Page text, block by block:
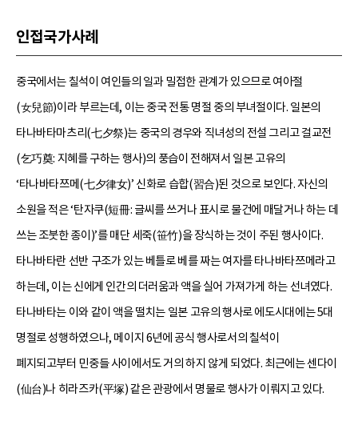
인접국가사례
중국에서는 칠석이 여인들의 일과 밀접한 관계가 있으므로 여아절
(女兒節)이라 부르는데, 이는 중국 전통 명절 중의 부녀절이다. 일본의
타나바타마츠리(七夕祭)는 중국의 경우와 직녀성의 전설 그리고 걸교전
(乞巧奠: 지혜를 구하는 행사)의 풍습이 전해져서 일본 고유의
‘타나바타쯔메(七夕律女)’ 신화로 습합(習合)된 것으로 보인다. 자신의
소원을 적은 ‘탄자쿠(短冊: 글씨를 쓰거나 표시로 물건에 매달거나 하는 데
쓰는 조붓한 종이)’를 매단 세죽(笹竹)을 장식하는 것이 주된 행사이다.
타나바타란 선반 구조가 있는 베틀로 베를 짜는 여자를 타나바타쯔메라고
하는데, 이는 신에게 인간의 더러움과 액을 실어 가져가게 하는 선녀였다.
타나바타는 이와 같이 액을 떨치는 일본 고유의 행사로 에도시대에는 5대
명절로 성행하였으나, 메이지 6년에 공식 행사로서의 칠석이
폐지되고부터 민중들 사이에서도 거의 하지 않게 되었다. 최근에는 센다이
(仙台)나 히라즈카(平塚) 같은 관광에서 명물로 행사가 이뤄지고 있다.